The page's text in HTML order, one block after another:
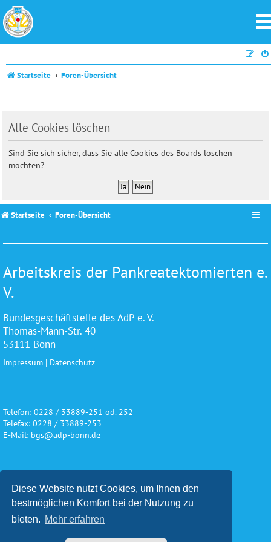
Diese Website nutzt Cookies, um Ihnen den
bestmöglichen Komfort bei der Nutzung zu
bieten. Mehr erfahren
Startseite Foren-Übersicht
Alle Cookies löschen
Sind Sie sich sicher, dass Sie alle Cookies des Boards löschen
möchten?
Startseite Foren-Übersicht
Arbeitskreis der Pankreatektomierten e.
V.
Bundesgeschäftstelle des AdP e. V.
Thomas-Mann-Str. 40
53111 Bonn
Impressum | Datenschutz
Telefon: 0228 / 33889-251 od. 252
Telefax: 0228 / 33889-253
E-Mail: bgs@adp-bonn.de
Wir danken für die freundliche
Unterstützung und Förderung